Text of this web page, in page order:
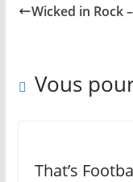
Wicked in Rock
Vous
That’s